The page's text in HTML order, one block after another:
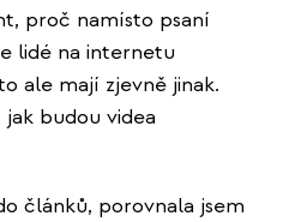
proč namísto psaní
lidé na internetu
ale mají zjevně jinak.
budou videa
článků, porovnala jsem